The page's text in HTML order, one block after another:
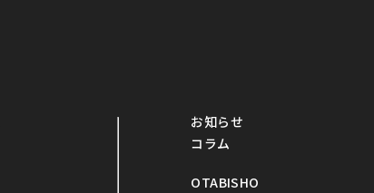
お知らせ
コラム
OTABISHO